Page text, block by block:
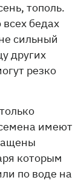
тополь.
бедах
сильный
других
резко
имеют
которым
по воде на